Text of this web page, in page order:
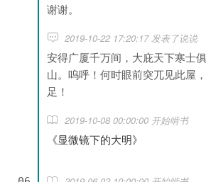
谢谢。
2019-10-22 17:20:17 发表了说说
安得广厦千万间，大庇天下寒士
山。呜呼！何时眼前突兀见此屋
足！
2019-10-08 00:00:00 开始啃书
《显微镜下的大明》